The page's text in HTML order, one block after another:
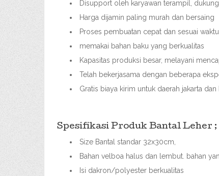
Disupport oleh karyawan terampil,
Harga dijamin paling murah dan bersaing
Proses pembuatan cepat dan sesuai
memakai bahan baku yang berkualitas
Kapasitas produksi besar, melayani
Telah bekerjasama dengan beberapa
Gratis biaya kirim untuk daerah jakarta
Spesifikasi Produk Bantal Leher ;
Size Bantal standar 32x30cm,
Bahan velboa halus dan lembut. bahan
Isi dakron/polyester berkualitas